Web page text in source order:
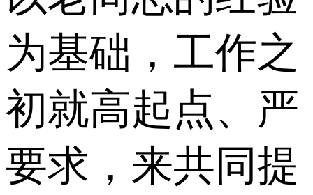
为基础，工作之
初就高起点、严
要求，来共同提